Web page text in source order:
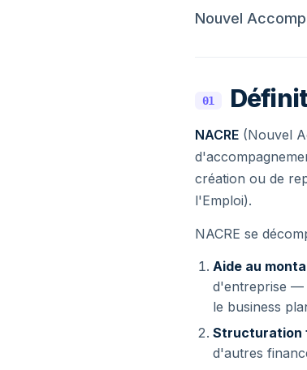
Nouvel
01
NACRE (Nouvel
création ou de
l'Emploi).
NACRE se
Aide au
d'entreprise —
le business
Structuration
d'autres